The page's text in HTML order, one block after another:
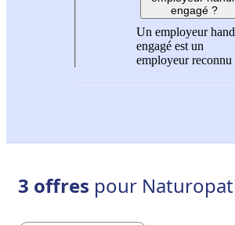
engagé ?
Un employeur
engagé est un
employeur reconnu
3 offres pour